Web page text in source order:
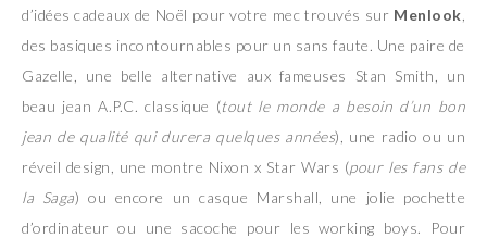
d’idées cadeaux de Noël pour votre mec trouvés sur Menlook
des basiques incontournables pour un sans faute. Une paire de
Gazelle, une belle alternative aux fameuses Stan Smith, un
beau jean A.P.C. classique (tout le monde a besoin d’un bon
jean de qualité qui durera quelques années), une radio ou un
réveil design, une montre Nixon x Star Wars (pour les fans de
la Saga) ou encore un casque Marshall, une jolie pochette
d’ordinateur ou une sacoche pour les working boys. Pour